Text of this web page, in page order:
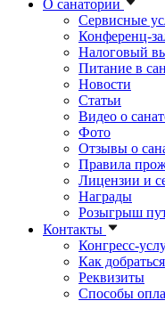
О санатории
Сервисные
Конференц-
Налоговый
Питание в
Новости
Статьи
Видео о
Фото
Отзывы о
Правила
Лицензии и
Награды
Розыгрыш
Контакты
Конгресс-
Как добраться
Реквизиты
Способы